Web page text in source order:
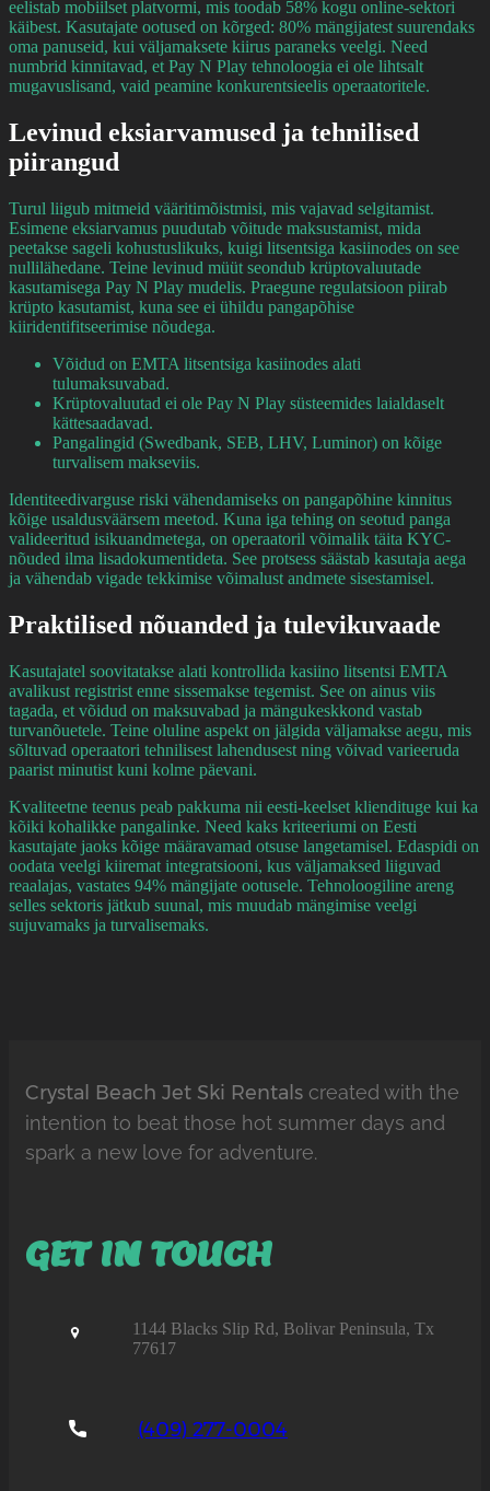
eelistab mobiilset platvormi, mis toodab 58% kogu online-sektori
käibest. Kasutajate ootused on kõrged: 80% mängijatest suurendaks
oma panuseid, kui väljamaksete kiirus paraneks veelgi. Need
numbrid kinnitavad, et Pay N Play tehnoloogia ei ole lihtsalt
mugavuslisand, vaid peamine konkurentsieelis operaatoritele.
Levinud eksiarvamused ja tehnilised
piirangud
Turul liigub mitmeid vääritimõistmisi, mis vajavad selgitamist.
Esimene eksiarvamus puudutab võitude maksustamist, mida
peetakse sageli kohustuslikuks, kuigi litsentsiga kasiinodes on see
nullilähedane. Teine levinud müüt seondub krüptovaluutade
kasutamisega Pay N Play mudelis. Praegune regulatsioon piirab
krüpto kasutamist, kuna see ei ühildu pangapõhise
kiiridentifitseerimise nõudega.
Võidud on EMTA litsentsiga kasiinodes alati
tulumaksuvabad.
Krüptovaluutad ei ole Pay N Play süsteemides laialdaselt
kättesaadavad.
Pangalingid (Swedbank, SEB, LHV, Luminor) on kõige
turvalisem makseviis.
Identiteedivarguse riski vähendamiseks on pangapõhine kinnitus
kõige usaldusväärsem meetod. Kuna iga tehing on seotud panga
valideeritud isikuandmetega, on operaatoril võimalik täita KYC-
nõuded ilma lisadokumentideta. See protsess säästab kasutaja aega
ja vähendab vigade tekkimise võimalust andmete sisestamisel.
Praktilised nõuanded ja tulevikuvaade
Kasutajatel soovitatakse alati kontrollida kasiino litsentsi EMTA
avalikust registrist enne sissemakse tegemist. See on ainus viis
tagada, et võidud on maksuvabad ja mängukeskkond vastab
turvanõuetele. Teine oluline aspekt on jälgida väljamakse aegu, mis
sõltuvad operaatori tehnilisest lahendusest ning võivad varieeruda
paarist minutist kuni kolme päevani.
Kvaliteetne teenus peab pakkuma nii eesti-keelset kliendituge kui ka
kõiki kohalikke pangalinke. Need kaks kriteeriumi on Eesti
kasutajate jaoks kõige määravamad otsuse langetamisel. Edaspidi on
oodata veelgi kiiremat integratsiooni, kus väljamaksed liiguvad
reaalajas, vastates 94% mängijate ootusele. Tehnoloogiline areng
selles sektoris jätkub suunal, mis muudab mängimise veelgi
sujuvamaks ja turvalisemaks.
Crystal Beach Jet Ski Rentals created with the
intention to beat those hot summer days and
spark a new love for adventure.
GET IN TOUCH
1144 Blacks Slip Rd, Bolivar Peninsula, Tx
77617
(409) 277-0004